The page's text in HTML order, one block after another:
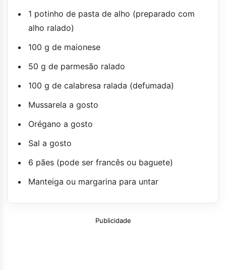
1 potinho de pasta de alho (preparado com
alho ralado)
100 g de maionese
50 g de parmesão ralado
100 g de calabresa ralada (defumada)
Mussarela a gosto
Orégano a gosto
Sal a gosto
6 pães (pode ser francês ou baguete)
Manteiga ou margarina para untar
Publicidade